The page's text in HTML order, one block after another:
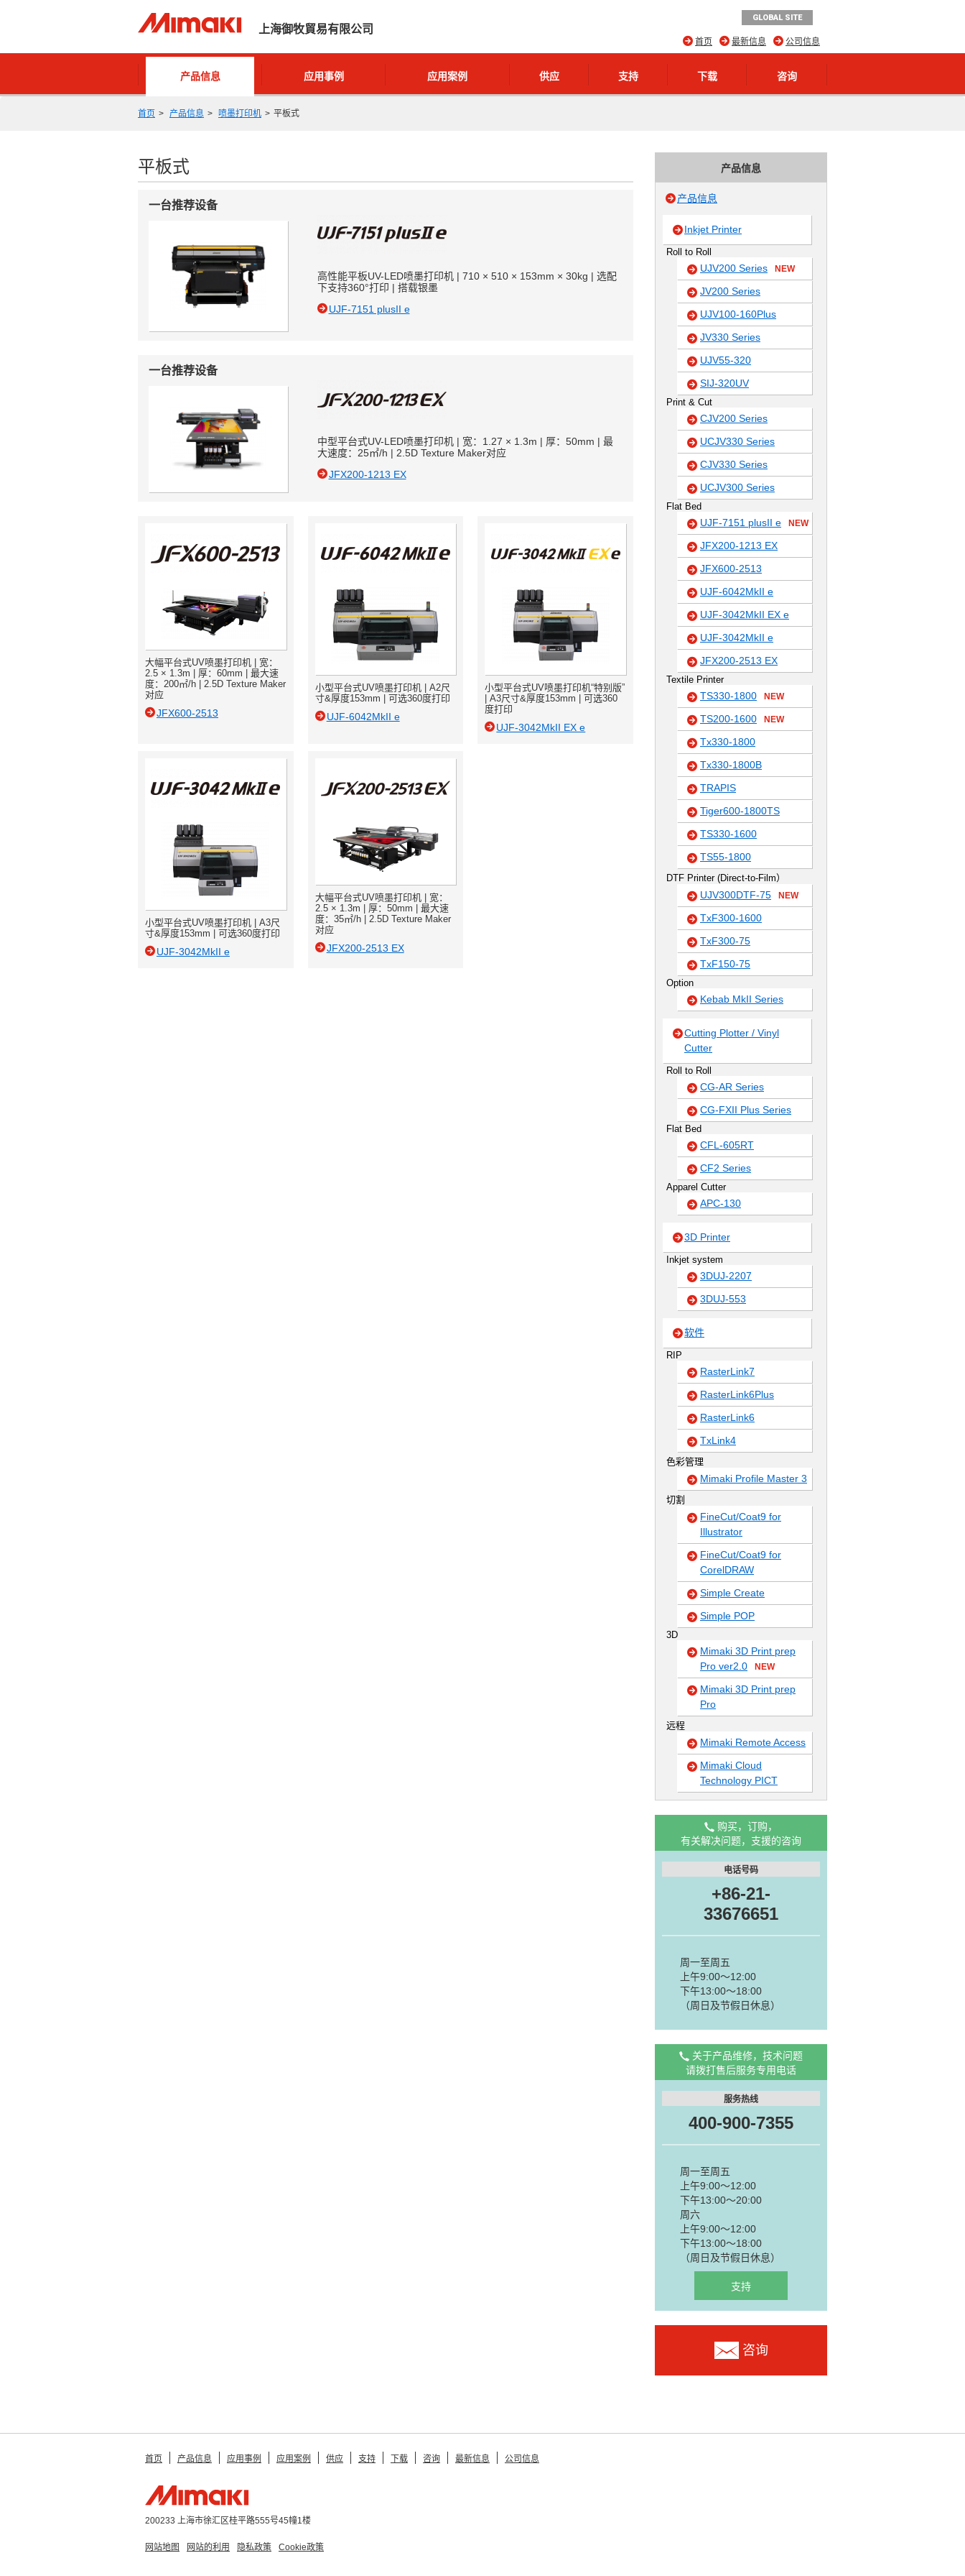
上海御牧貿易有限公司
GLOBAL SITE
公司信息
最新信息
首页
产品信息 应用事例 应用案例 供应 支持 下载 咨询
首页 产品信息 喷墨打印机 平板式
平板式
一台推荐设备
高性能平板UV-LED喷墨打印机 | 710 × 510 × 153mm × 30kg | 选配
下支持360°打印 | 搭载银墨
UJF-7151 plusII e
一台推荐设备
中型平台式UV-LED喷墨打印机 | 宽：1.27 × 1.3m | 厚：50mm | 最
大速度：25㎡/h | 2.5D Texture Maker对应
JFX200-1213 EX
大幅平台式UV喷墨打印机 | 宽：
2.5 × 1.3m | 厚：60mm | 最大速
度：200㎡/h | 2.5D Texture Maker
对应
JFX600-2513
小型平台式UV喷墨打印机 | A2尺
寸&厚度153mm | 可选360度打印
UJF-6042MkII e
小型平台式UV喷墨打印机“特别版”
| A3尺寸&厚度153mm | 可选360
度打印
UJF-3042MkII EX e
小型平台式UV喷墨打印机 | A3尺
寸&厚度153mm | 可选360度打印
UJF-3042MkII e
大幅平台式UV喷墨打印机 | 宽：
2.5 × 1.3m | 厚：50mm | 最大速
度：35㎡/h | 2.5D Texture Maker
对应
JFX200-2513 EX
产品信息
产品信息
Inkjet Printer
Roll to Roll
UJV200 Series NEW
JV200 Series
UJV100-160Plus
JV330 Series
UJV55-320
SIJ-320UV
Print & Cut
CJV200 Series
UCJV330 Series
CJV330 Series
UCJV300 Series
Flat Bed
UJF-7151 plusII e NEW
JFX200-1213 EX
JFX600-2513
UJF-6042MkII e
UJF-3042MkII EX e
UJF-3042MkII e
JFX200-2513 EX
Textile Printer
TS330-1800 NEW
TS200-1600 NEW
Tx330-1800
Tx330-1800B
TRAPIS
Tiger600-1800TS
TS330-1600
TS55-1800
DTF Printer (Direct-to-Film）
UJV300DTF-75 NEW
TxF300-1600
TxF300-75
TxF150-75
Option
Kebab MkII Series
Cutting Plotter / Vinyl
Cutter
Roll to Roll
CG-AR Series
CG-FXII Plus Series
Flat Bed
CFL-605RT
CF2 Series
Apparel Cutter
APC-130
3D Printer
Inkjet system
3DUJ-2207
3DUJ-553
软件
RIP
RasterLink7
RasterLink6Plus
RasterLink6
TxLink4
色彩管理
Mimaki Profile Master 3
切割
FineCut/Coat9 for
Illustrator
FineCut/Coat9 for
CorelDRAW
Simple Create
Simple POP
3D
Mimaki 3D Print prep
Pro ver2.0
NEW
Mimaki 3D Print prep
Pro
远程
Mimaki Remote Access
Mimaki Cloud
Technology PICT
购买，订购，
有关解决问题，支援的咨询
电话号码
+86-21-
33676651
周一至周五
上午9:00～12:00
下午13:00～18:00
（周日及节假日休息）
关于产品维修，技术问题
请拨打售后服务专用电话
服务热线
400-900-7355
周一至周五
上午9:00～12:00
下午13:00～20:00
周六
上午9:00～12:00
下午13:00～18:00
（周日及节假日休息）
支持
咨询
首页 产品信息 应用事例 应用案例 供应 支持 下载 咨询 最新信息 公司信息
200233 上海市徐汇区桂平路555号45幢1楼
网站地图 网站的利用 隐私政策 Cookie政策